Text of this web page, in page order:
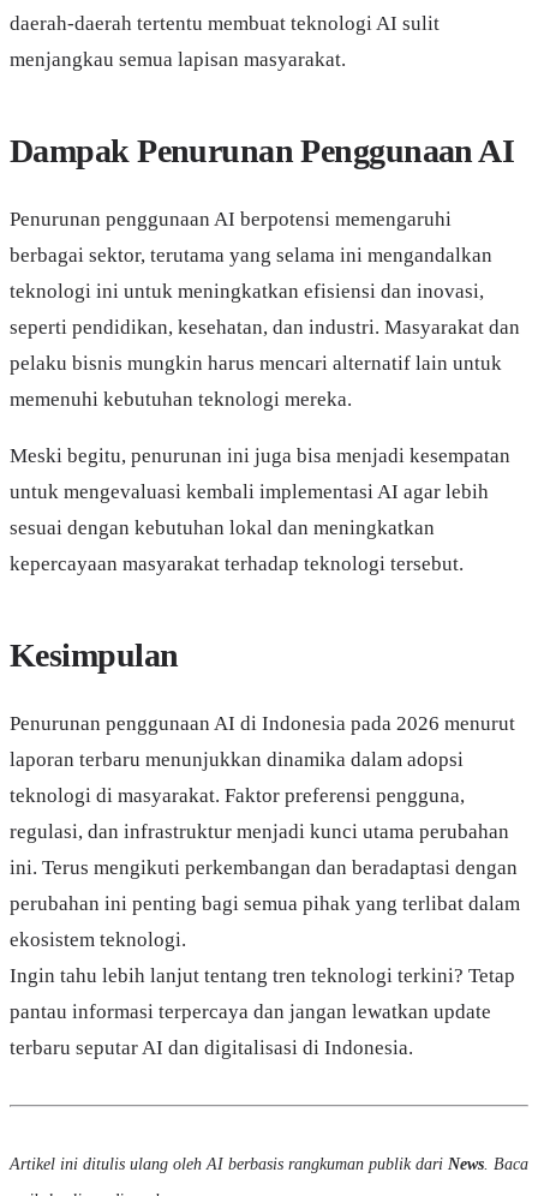
daerah-daerah tertentu membuat teknologi AI sulit
menjangkau semua lapisan masyarakat.
Dampak Penurunan Penggunaan AI
Penurunan penggunaan AI berpotensi memengaruhi
berbagai sektor, terutama yang selama ini mengandalkan
teknologi ini untuk meningkatkan efisiensi dan inovasi,
seperti pendidikan, kesehatan, dan industri. Masyarakat dan
pelaku bisnis mungkin harus mencari alternatif lain untuk
memenuhi kebutuhan teknologi mereka.
Meski begitu, penurunan ini juga bisa menjadi kesempatan
untuk mengevaluasi kembali implementasi AI agar lebih
sesuai dengan kebutuhan lokal dan meningkatkan
kepercayaan masyarakat terhadap teknologi tersebut.
Kesimpulan
Penurunan penggunaan AI di Indonesia pada 2026 menurut
laporan terbaru menunjukkan dinamika dalam adopsi
teknologi di masyarakat. Faktor preferensi pengguna,
regulasi, dan infrastruktur menjadi kunci utama perubahan
ini. Terus mengikuti perkembangan dan beradaptasi dengan
perubahan ini penting bagi semua pihak yang terlibat dalam
ekosistem teknologi.
Ingin tahu lebih lanjut tentang tren teknologi terkini? Tetap
pantau informasi terpercaya dan jangan lewatkan update
terbaru seputar AI dan digitalisasi di Indonesia.
Artikel ini ditulis ulang oleh AI berbasis rangkuman publik dari News. Baca